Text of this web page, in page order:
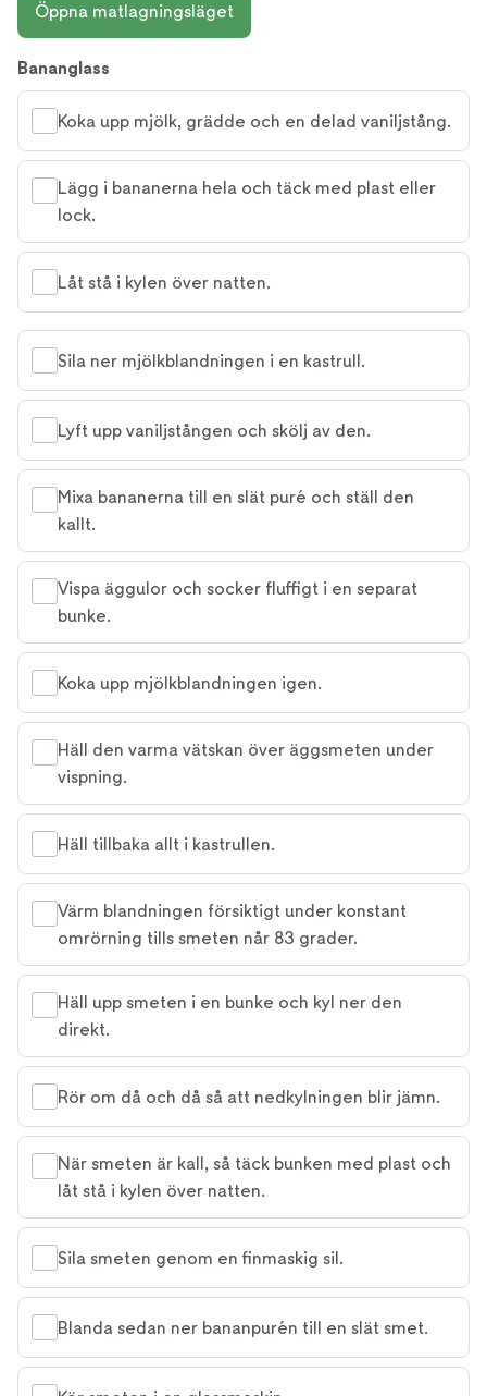
Öppna matlagningsläget
Bananglass
Koka upp mjölk, grädde och en delad vaniljstång.
Lägg i bananerna hela och täck med plast eller
lock.
Låt stå i kylen över natten.
Sila ner mjölkblandningen i en kastrull.
Lyft upp vaniljstången och skölj av den.
Mixa bananerna till en slät puré och ställ den
kallt.
Vispa äggulor och socker fluffigt i en separat
bunke.
Koka upp mjölkblandningen igen.
Häll den varma vätskan över äggsmeten under
vispning.
Häll tillbaka allt i kastrullen.
Värm blandningen försiktigt under konstant
omrörning tills smeten når 83 grader.
Häll upp smeten i en bunke och kyl ner den
direkt.
Rör om då och då så att nedkylningen blir jämn.
När smeten är kall, så täck bunken med plast och
låt stå i kylen över natten.
Sila smeten genom en finmaskig sil.
Blanda sedan ner bananpurén till en slät smet.